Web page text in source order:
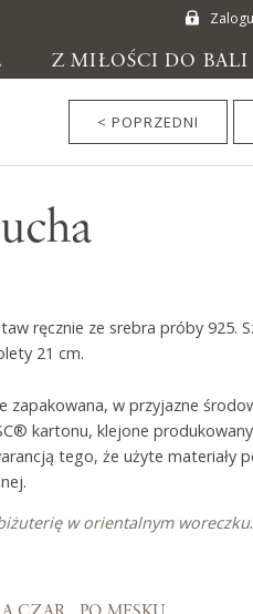
Z MIŁOŚCI DO BALI
< POPRZEDNI
ręcznie ze srebra próby 925.
21 cm.
zapakowana, w przyjazne
kartonu, klejone
tego, że użyte materiały
w orientalnym woreczku.